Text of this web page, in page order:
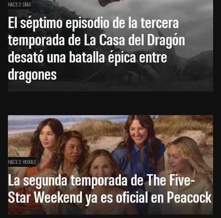
HACE 2 DÍAS
El séptimo episodio de la tercera
temporada de La Casa del Dragón
desató una batalla épica entre
dragones
HACE 2 HORAS
La segunda temporada de The Five-
Star Weekend ya es oficial en Peacock